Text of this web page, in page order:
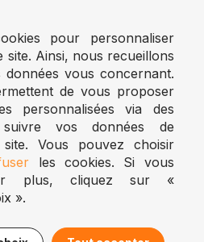
:www.puzzle.at
:www.puzzle.be
www.jigsawpuzzle.co.uk
/ détaillants
un magasin ?
à nos prix revendeurs ?
2025
pour personnaliser
Ainsi, nous recueillons
vous concernant.
de vous proposer
personnalisées via des
vos données de
Vous pouvez choisir
les cookies. Si vous
plus, cliquez sur «
».